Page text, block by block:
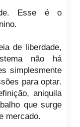
Esse é o
de liberdade,
não há
simplesmente
para optar.
aniquila
que surge
mercado.